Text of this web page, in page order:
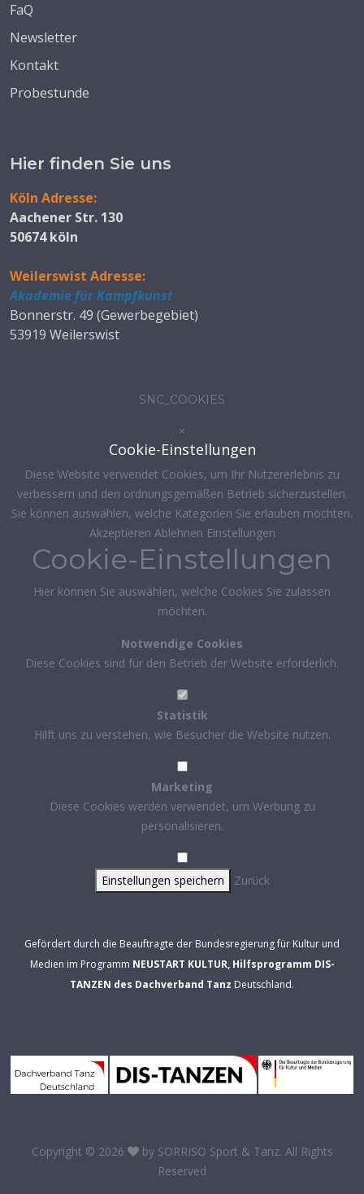
FaQ
Newsletter
Kontakt
Probestunde
Hier finden Sie uns
Köln Adresse:
Aachener Str. 130
50674 köln
Weilerswist Adresse:
Akademie für Kampfkunst
Bonnerstr. 49 (Gewerbegebiet)
53919 Weilerswist
SNC_COOKIES
×
Cookie-Einstellungen
Diese Website verwendet Cookies, um Ihr Nutzererlebnis zu
verbessern und den ordnungsgemäßen Betrieb sicherzustellen.
Sie können auswählen, welche Kategorien Sie erlauben möchten.
Akzeptieren Ablehnen Einstellungen
Cookie-Einstellungen
Hier können Sie auswählen, welche Cookies Sie zulassen
möchten.
Notwendige Cookies
Diese Cookies sind für den Betrieb der Website erforderlich.
Statistik
Hilft uns zu verstehen, wie Besucher die Website nutzen.
Marketing
Diese Cookies werden verwendet, um Werbung zu
personalisieren.
Einstellungen speichern Zurück
Gefördert durch die Beauftragte der Bundesregierung für Kultur und
Medien im Programm NEUSTART KULTUR, Hilfsprogramm DIS-
TANZEN des Dachverband Tanz Deutschland.
Copyright © 2026 by SORRISO Sport & Tanz. All Rights
Reserved